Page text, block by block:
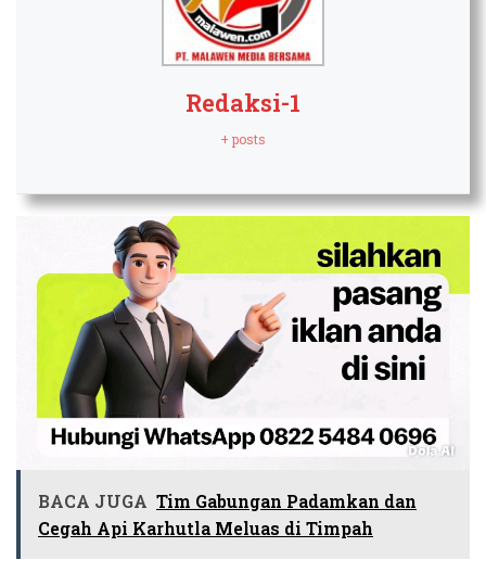
Redaksi-1
+ posts
BACA JUGA Tim Gabungan Padamkan dan
Cegah Api Karhutla Meluas di Timpah